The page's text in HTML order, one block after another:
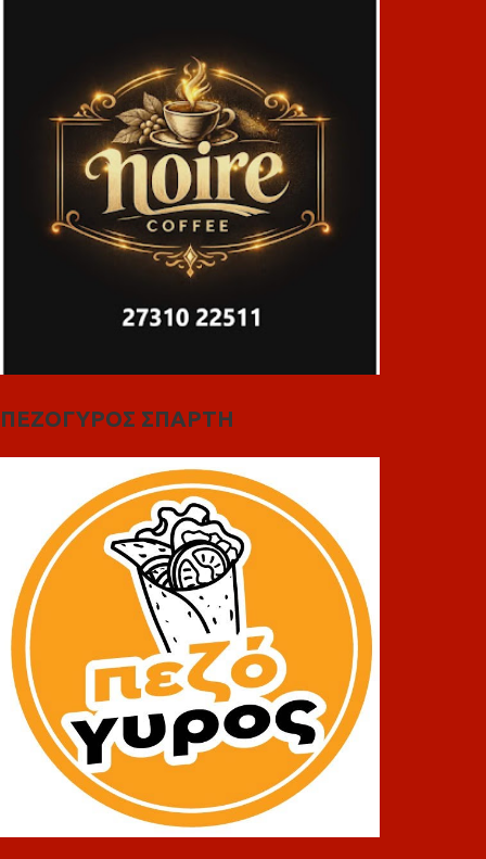
ΠΕΖΟΓΥΡΟΣ ΣΠΑΡΤΗ